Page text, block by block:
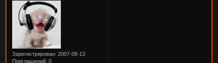
Зарегистрирован: 2007-08-13
Приглашений: 0